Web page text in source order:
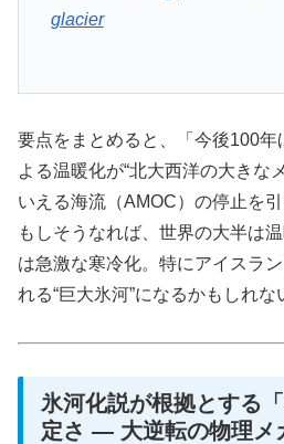
glacier
要点をまとめると、「今後100
よる温暖化が“北大西洋の大きな
いえる海流（AMOC）の停止を
もしそうなれば、世界の大半は
は急激な寒冷化。特にアイスラ
れる“巨大氷河”になるかもしれな
氷河化説が根拠とする
定さ ― 大逆転の物理メ